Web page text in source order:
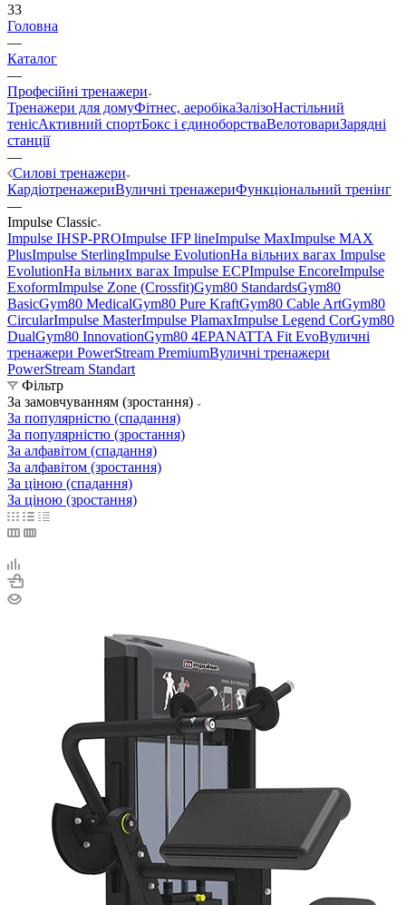
33
Головна
—
Каталог
—
Професійні тренажери
Тренажери для домуФітнес, аеробікаЗалізоНастільний
тенісАктивний спортБокс і єдиноборстваВелотовариЗарядні
станції
—
Силові тренажери
КардіотренажериВуличні тренажериФункціональний тренінг
—
Impulse Classic
Impulse IHSP-PROImpulse IFP lineImpulse MaxImpulse MAX
PlusImpulse SterlingImpulse EvolutionНа вільних вагах Impulse
EvolutionНа вільних вагах Impulse ECPImpulse EncoreImpulse
ExoformImpulse Zone (Crossfit)Gym80 StandardsGym80
BasicGym80 MedicalGym80 Pure KraftGym80 Cable ArtGym80
CircularImpulse MasterImpulse PlamaxImpulse Legend CorGym80
DualGym80 InnovationGym80 4EPANATTA Fit EvoВуличні
тренажери PowerStream PremiumВуличні тренажери
PowerStream Standart
Фільтр
За замовчуванням (зростання)
За популярністю (спадання)
За популярністю (зростання)
За алфавітом (спадання)
За алфавітом (зростання)
За ціною (спадання)
За ціною (зростання)